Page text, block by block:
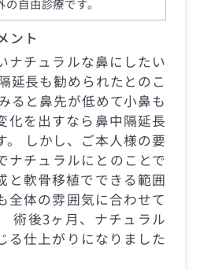
自由診療です。
ント
ナチュラルな鼻にしたい
延長も勧められたとのこ
ると鼻先が低めて小鼻も
化を出すなら鼻中隔延長
。 しかし、ご本人様の要
ナチュラルにとのことで
と軟骨移植でできる範囲
全体の雰囲気に合わせて
術後3ヶ月、ナチュラル
る仕上がりになりました